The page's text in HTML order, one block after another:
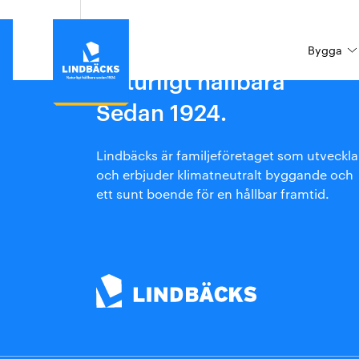
Bygga
Bygga
Vår process
Hållbarhet
Eftermarknad
Hyra
Boendeinformation
Investerare
Markägare
Our process
Sustainability
Om Lindbäcks
Pressrum
Sponsring och partnerskap
Naturligt hållbara
Sedan 1924.
Lindbäcks är familjeföretaget som
och erbjuder klimatneutralt byggande och
ett sunt boende för en hållbar framtid.